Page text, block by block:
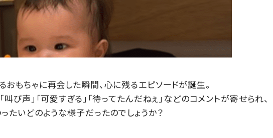
もちゃに再会した瞬間、心に残るエピソードが誕生。
叫び声」「可愛すぎる」「待ってたんだねぇ」などのコメントが寄せられ、
たいどのような様子だったのでしょうか？